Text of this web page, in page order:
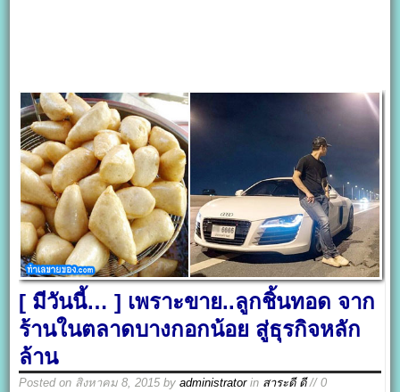
[ มีวันนี้… ] เพราะขาย..ลูกชิ้นทอด จาก
ร้านในตลาดบางกอกน้อย สู่ธุรกิจหลัก
ล้าน
Posted on สิงหาคม 8, 2015 byadministratorin สาระดี ดี// 0